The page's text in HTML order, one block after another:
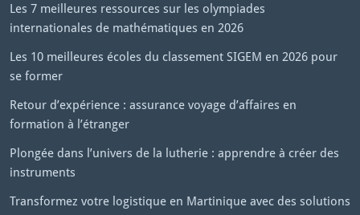
Les 7 meilleures ressources sur les olympiades
internationales de mathématiques en 2026
Les 10 meilleures écoles du classement SIGEM en 2026 pour
se former
Retour d’expérience : assurance voyage d’affaires en
formation à l’étranger
Plongée dans l’univers de la lutherie : apprendre à créer des
instruments
Transformez votre logistique en Martinique avec des solutions